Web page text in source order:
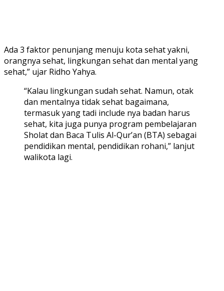
Ada 3 faktor penunjang menuju kota sehat yakni,
orangnya sehat, lingkungan sehat dan mental yang
sehat,” ujar Ridho Yahya.
“Kalau lingkungan sudah sehat. Namun, otak
dan mentalnya tidak sehat bagaimana,
termasuk yang tadi include nya badan harus
sehat, kita juga punya program pembelajaran
Sholat dan Baca Tulis Al-Qur’an (BTA) sebagai
pendidikan mental, pendidikan rohani,” lanjut
walikota lagi.